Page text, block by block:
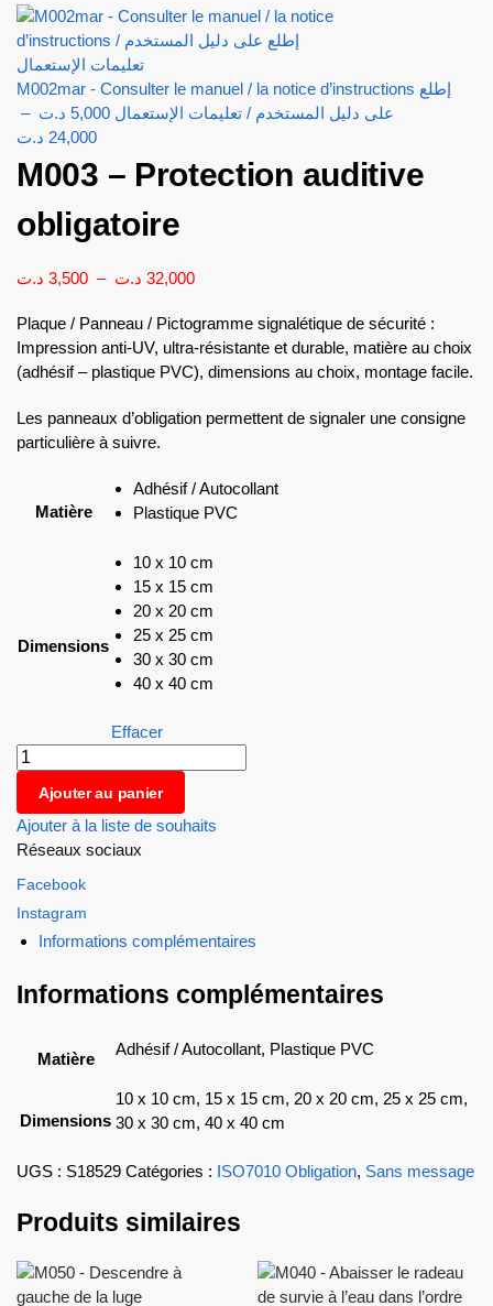
M002mar - Consulter le manuel / la notice d’instructions إطلع
على دليل المستخدم / تعليمات الإستعمال 5,000 د.ت –
24,000 د.ت
M003 – Protection auditive
obligatoire
3,500 د.ت – 32,000 د.ت
Plaque / Panneau / Pictogramme signalétique de sécurité :
Impression anti-UV, ultra-résistante et durable, matière au choix
(adhésif – plastique PVC), dimensions au choix, montage facile.
Les panneaux d’obligation permettent de signaler une consigne
particulière à suivre.
Matière
Adhésif / Autocollant
Plastique PVC
Dimensions
10 x 10 cm
15 x 15 cm
20 x 20 cm
25 x 25 cm
30 x 30 cm
40 x 40 cm
Effacer
Ajouter au panier
Ajouter à la liste de souhaits
Réseaux sociaux
Facebook
Instagram
Informations complémentaires
Informations complémentaires
Matière
Adhésif / Autocollant, Plastique PVC
Dimensions
10 x 10 cm, 15 x 15 cm, 20 x 20 cm, 25 x 25 cm,
30 x 30 cm, 40 x 40 cm
UGS : S18529 Catégories : ISO7010 Obligation, Sans message
Produits similaires